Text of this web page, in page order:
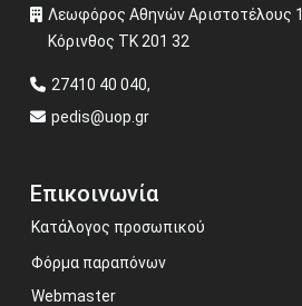
Λεωφόρος Αθηνών Αριστοτέλους 1
Κόρινθος ΤΚ 201 32
27410 40 040,
pedis@uop.gr
Επικοινωνία
Κατάλογος προσωπικού
Φόρμα παραπόνων
Webmaster